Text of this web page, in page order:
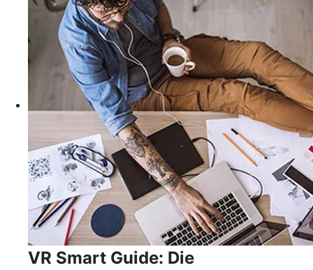
VR Smart Guide: Die